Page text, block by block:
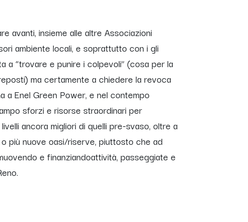
avanti, insieme alle altre Associazioni
ambiente locali, e soprattutto con i gli
a “trovare e punire i colpevoli” (cosa per la
ma certamente a chiedere la revoca
a Enel Green Power, e nel contempo
sforzi e risorse straordinari per
ancora migliori di quelli pre-svaso, oltre a
più nuove oasi/riserve, piuttosto che ad
e finanziandoattività, passeggiate e